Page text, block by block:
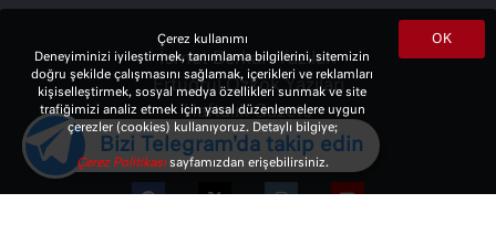
İsmet Berkan Yazıları
Ertuğrul Özkök Yazıları
Haftalık Gazete
OK
Çerez kullanımı
Deneyiminizi iyileştirmek, tanımlama bilgilerini, sitemizin
doğru şekilde çalışmasını sağlamak, içerikleri ve reklamları
kişiselleştirmek, sosyal medya özellikleri sunmak ve site
trafiğimizi analiz etmek için yasal düzenlemelere uygun
çerezler (cookies) kullanıyoruz. Detaylı bilgiye;
Çerez Politikasısayfamızdan erişebilirsiniz.
Bizi Telegram'da takip edin